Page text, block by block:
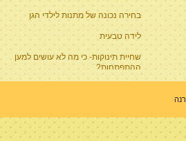
בחירה נכונה של מתנות לילדי הגן
לידה טבעית
שחיית תינוקות- כי מה לא עושים למען
ההתפתחות?